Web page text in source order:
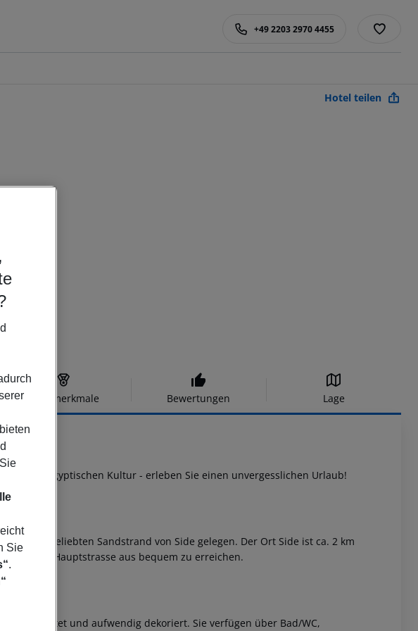
+49 2203 2970 4455
Hotel teilen
Hotelmerkmale Bewertungen Lage
Stil der ägyptischen Kultur - erleben Sie einen unvergesslichen Urlaub!
beliebten Sandstrand von Side gelegen. Der Ort Side ist ca. 2 km
von der Hauptstrasse aus bequem zu erreichen.
ausgestattet und aufwendig dekoriert. Sie verfügen über Bad/WC,
Sie
.